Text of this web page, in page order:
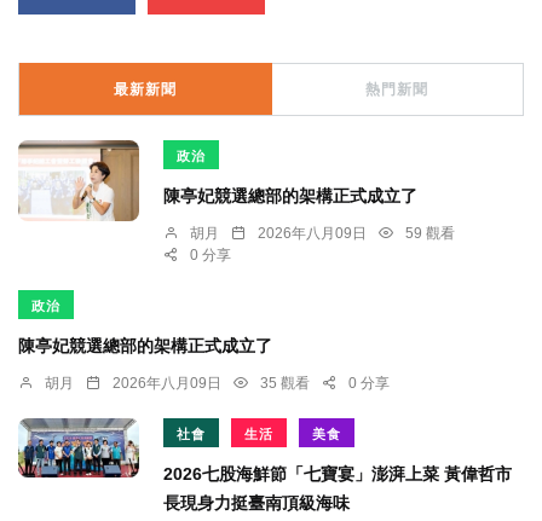
最新新聞 熱門新聞
政治
陳亭妃競選總部的架構正式成立了
胡月 2026年八月09日
59 觀看
0 分享
政治
陳亭妃競選總部的架構正式成立了
胡月 2026年八月09日 35 觀看 0 分享
社會 生活 美食
2026七股海鮮節「七寶宴」澎湃上菜 黃偉哲市
長現身力挺臺南頂級海味